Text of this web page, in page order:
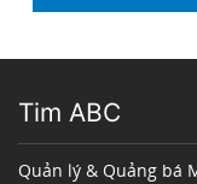
Tim ABC
Quản lý & Quảng bá